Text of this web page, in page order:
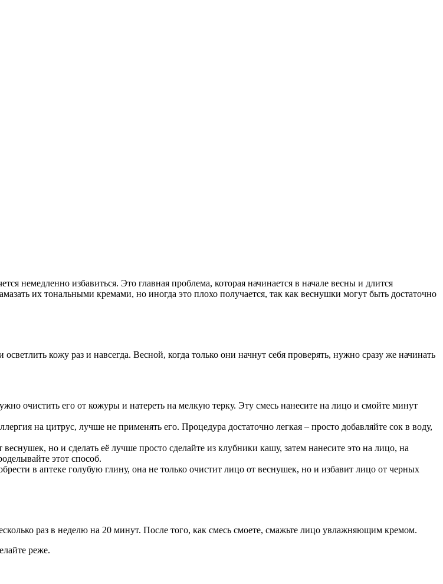
немедленно избавиться. Это главная проблема, которая начинается в начале весны и длится
их тональными кремами, но иногда это плохо получается, так как веснушки могут быть достаточно
кожу раз и навсегда. Весной, когда только они начнут себя проверять, нужно сразу же начинать
очистить его от кожуры и натереть на мелкую терку. Эту смесь нанесите на лицо и смойте минут
на цитрус, лучше не применять его. Процедура достаточно легкая – просто добавляйте сок в воду,
но и сделать её лучше просто сделайте из клубники кашу, затем нанесите это на лицо, на
этот способ.
в аптеке голубую глину, она не только очистит лицо от веснушек, но и избавит лицо от черных
раз в неделю на 20 минут. После того, как смесь смоете, смажьте лицо увлажняющим кремом.
реже.